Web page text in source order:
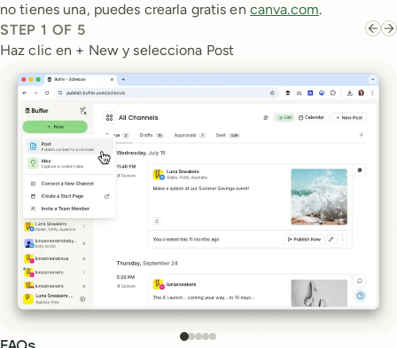
no tienes una, puedes crearla gratis en canva.com.
STEP 1 OF 5
Haz clic en + New y selecciona Post